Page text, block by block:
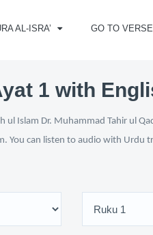
AL-ISRA’ GO TO VERSE
1 with
Islam Dr. Muhammad Tahir ul
You can listen to audio with Urdu